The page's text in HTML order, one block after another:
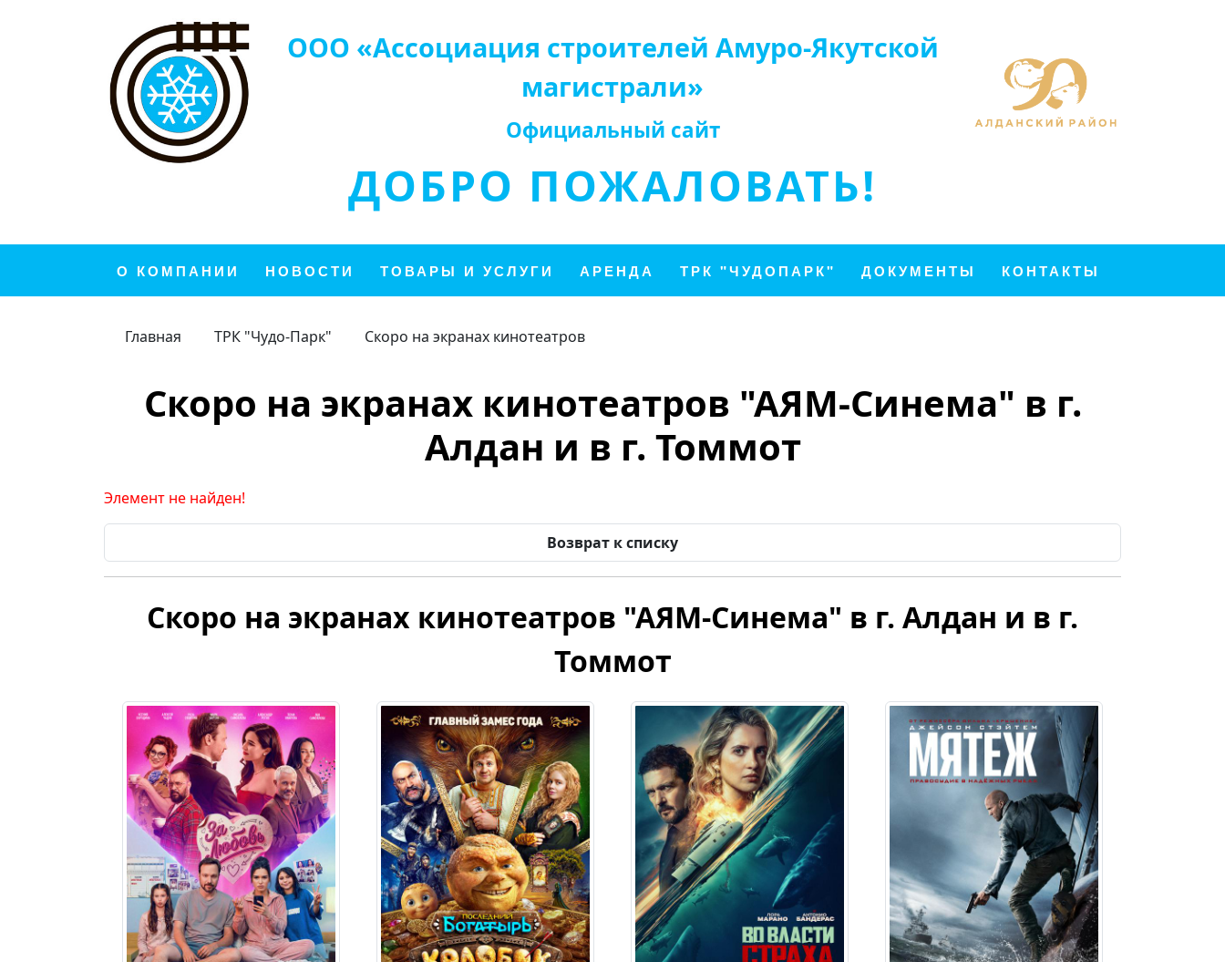
ООО «Ассоциация строителей Амуро-Якутской
магистрали»
Официальный сайт
ДОБРО ПОЖАЛОВАТЬ!
О КОМПАНИИ НОВОСТИ ТОВАРЫ И УСЛУГИ АРЕНДА ТРК "ЧУДОПАРК" ДОКУМЕНТЫ КОНТАКТЫ
Главная ТРК "Чудо-Парк" Скоро на экранах кинотеатров
Скоро на экранах кинотеатров "АЯМ-Синема" в г.
Алдан и в г. Томмот
Элемент не найден!
Возврат к списку
Скоро на экранах кинотеатров "АЯМ-Синема" в г. Алдан и в г.
Томмот